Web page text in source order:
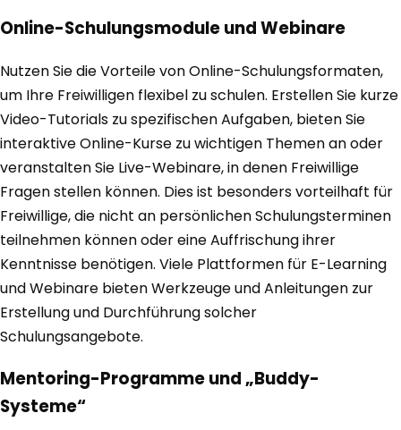
Online-Schulungsmodule und Webinare
Nutzen Sie die Vorteile von Online-Schulungsformaten,
um Ihre Freiwilligen flexibel zu schulen. Erstellen Sie kurze
Video-Tutorials zu spezifischen Aufgaben, bieten Sie
interaktive Online-Kurse zu wichtigen Themen an oder
veranstalten Sie Live-Webinare, in denen Freiwillige
Fragen stellen können. Dies ist besonders vorteilhaft für
Freiwillige, die nicht an persönlichen Schulungsterminen
teilnehmen können oder eine Auffrischung ihrer
Kenntnisse benötigen. Viele Plattformen für E-Learning
und Webinare bieten Werkzeuge und Anleitungen zur
Erstellung und Durchführung solcher
Schulungsangebote.
Mentoring-Programme und „Buddy-
Systeme“